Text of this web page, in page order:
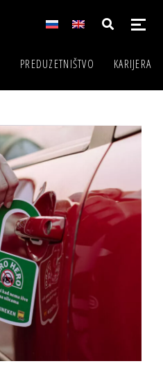
PREDUZETNIŠTVO KARIJERA